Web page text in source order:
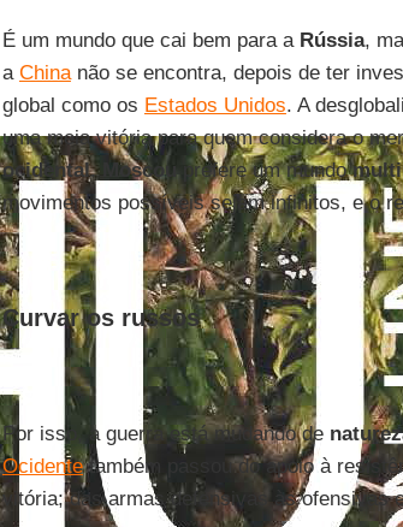
É um mundo que cai bem para a Rússia,
a Chinanão se encontra, depois de ter
global como os Estados Unidos. A
uma meia vitória para quem considera o
ocidental. Moscouprefere um mundo
movimentos possíveis sejam infinitos, e o
Curvar os russos
Por isso, a guerra está mudando de
Ocidentetambém passou do apoio à
vitória; das armas defensivas às ofensivas